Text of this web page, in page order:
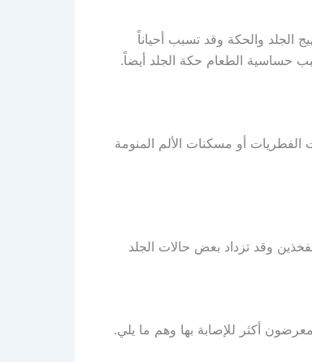
الجلد والحكة وقد تسبب أحياناً
حساسية الطعام حكة الجلد أيضاً.
الفطريات أو مسكنات الألم المنومة
وقد تزداد بعض حالات الجلد
أكثر للإصابة بها وهم ما يلي.